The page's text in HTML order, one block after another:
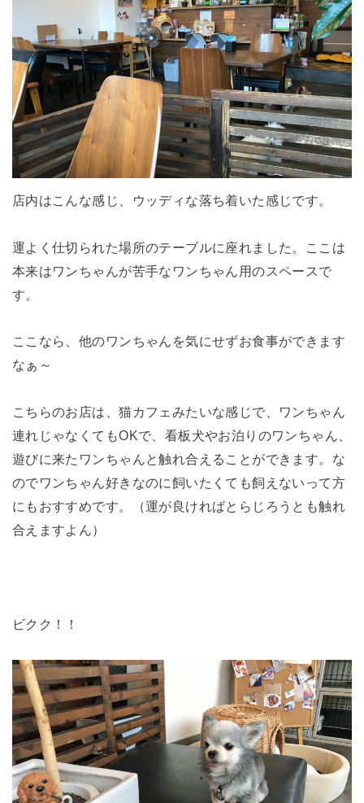
店内はこんな感じ、ウッディな落ち着いた感じです。
運よく仕切られた場所のテーブルに座れました。ここは
本来はワンちゃんが苦手なワンちゃん用のスペースで
す。
ここなら、他のワンちゃんを気にせずお食事ができます
なぁ～
こちらのお店は、猫カフェみたいな感じで、ワンちゃん
連れじゃなくてもOKで、看板犬やお泊りのワンちゃん、
遊びに来たワンちゃんと触れ合えることができます。な
のでワンちゃん好きなのに飼いたくても飼えないって方
にもおすすめです。（運が良ければとらじろうとも触れ
合えますよん）
ビクク！！